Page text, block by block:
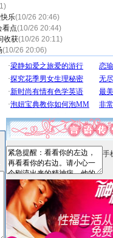
乐(10/26 20:46)
看点(10/26 20:44)
收获(10/26 20:11)
(10/26 20:06)
手